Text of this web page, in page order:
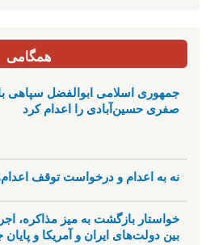
همگامی
جمهوری اسلامی ابوالفضل سپاهی
صفری حسین‌آبادی را اعدام کرد
نه به اعدام و درخواست توقف اعدام‌ها
خواستار بازگشت به میز مذاکره،
بین دولت‌های ایران و آمریکا و پایان